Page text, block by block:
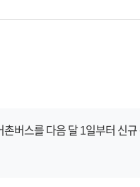
버스를 다음 달 1일부터 신규